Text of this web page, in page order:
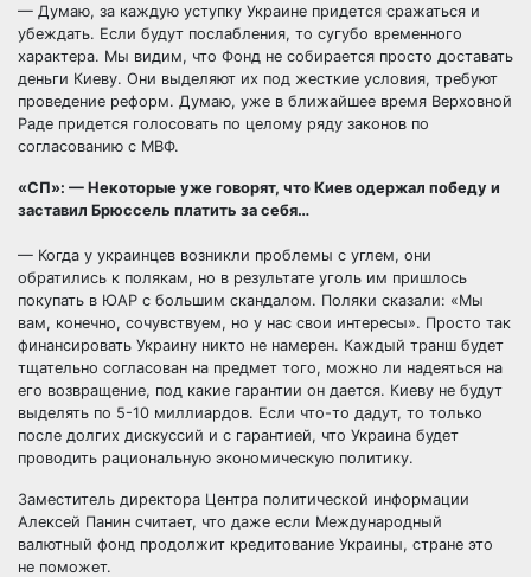
— Думаю, за каждую уступку Украине придется сражаться и
убеждать. Если будут послабления, то сугубо временного
характера. Мы видим, что Фонд не собирается просто доставать
деньги Киеву. Они выделяют их под жесткие условия, требуют
проведение реформ. Думаю, уже в ближайшее время Верховной
Раде придется голосовать по целому ряду законов по
согласованию с МВФ.
«СП»: — Некоторые уже говорят, что Киев одержал победу и
заставил Брюссель платить за себя…
— Когда у украинцев возникли проблемы с углем, они
обратились к полякам, но в результате уголь им пришлось
покупать в ЮАР с большим скандалом. Поляки сказали: «Мы
вам, конечно, сочувствуем, но у нас свои интересы». Просто так
финансировать Украину никто не намерен. Каждый транш будет
тщательно согласован на предмет того, можно ли надеяться на
его возвращение, под какие гарантии он дается. Киеву не будут
выделять по 5-10 миллиардов. Если что-то дадут, то только
после долгих дискуссий и с гарантией, что Украина будет
проводить рациональную экономическую политику.
Заместитель директора Центра политической информации
Алексей Панин считает, что даже если Международный
валютный фонд продолжит кредитование Украины, стране это
не поможет.